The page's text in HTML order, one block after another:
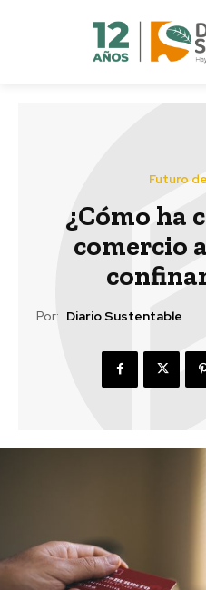
Futuro
¿Cómo ha
comercio
Por: Diario Sustentable